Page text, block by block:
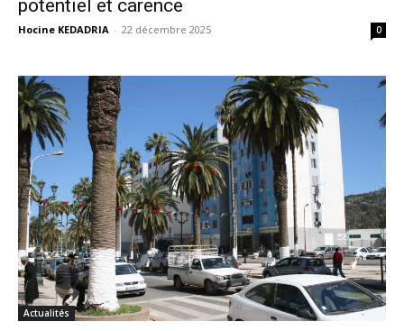
potentiel et carence
Hocine KEDADRIA - 22 décembre 2025 0
Actualités